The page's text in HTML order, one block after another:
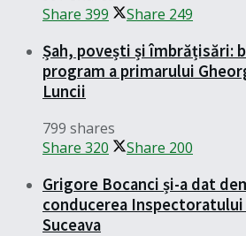
Share 399 Share 249
Șah, povești și îmbrățisări:
program a primarului
Luncii
799 shares
Share 320 Share 200
Grigore Bocanci și-a dat
conducerea
Suceava